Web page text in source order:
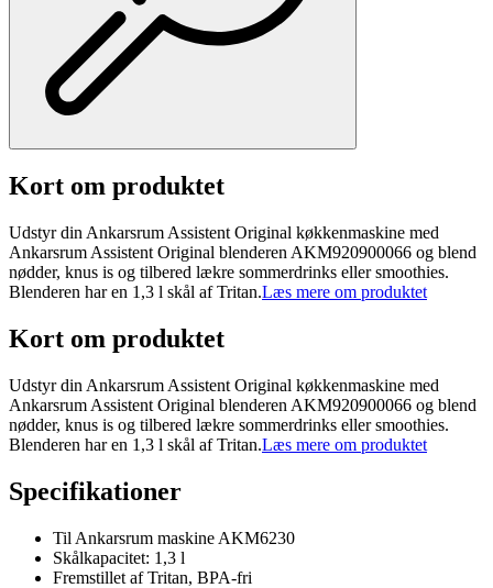
Kort om produktet
Udstyr din Ankarsrum Assistent Original køkkenmaskine med
Ankarsrum Assistent Original blenderen AKM920900066 og blend
nødder, knus is og tilbered lækre sommerdrinks eller smoothies.
Blenderen har en 1,3 l skål af Tritan.Læs mere om produktet
Kort om produktet
Udstyr din Ankarsrum Assistent Original køkkenmaskine med
Ankarsrum Assistent Original blenderen AKM920900066 og blend
nødder, knus is og tilbered lækre sommerdrinks eller smoothies.
Blenderen har en 1,3 l skål af Tritan.Læs mere om produktet
Specifikationer
Til Ankarsrum maskine AKM6230
Skålkapacitet: 1,3 l
Fremstillet af Tritan, BPA-fri